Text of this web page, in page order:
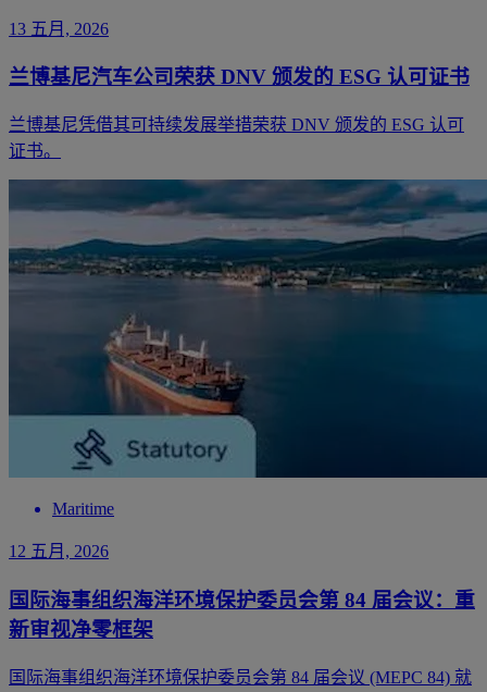
13 五月, 2026
兰博基尼汽车公司荣获 DNV 颁发的 ESG 认可证书
兰博基尼凭借其可持续发展举措荣获 DNV 颁发的 ESG 认可
证书。
Maritime
12 五月, 2026
国际海事组织海洋环境保护委员会第 84 届会议：重
新审视净零框架
国际海事组织海洋环境保护委员会第 84 届会议 (MEPC 84) 就